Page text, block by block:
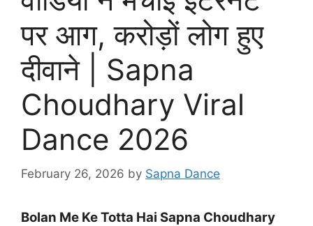
पर आग, करोड़ों लोग हुए
दीवाने | Sapna
Choudhary Viral
Dance 2026
February 26, 2026 by Sapna Dance
Bolan Me Ke Totta Hai Sapna Choudhary